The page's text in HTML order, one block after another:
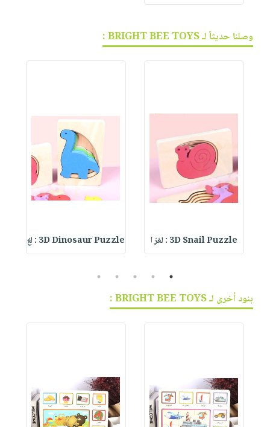
وصلنا حديثاً لـ BRIGHT BEE TOYS :
3D Snail Puzzle : لغز ا 3D Dinosaur Puzzle : لغ
1
2
3
4
5
بنود أخرى لـ BRIGHT BEE TOYS :